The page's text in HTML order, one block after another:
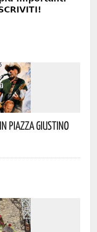
Piazza Giustino